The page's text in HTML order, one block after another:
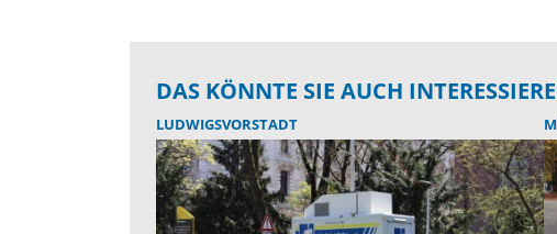
DAS KÖNNTE SIE AUCH
LUDWIGSVORSTADT